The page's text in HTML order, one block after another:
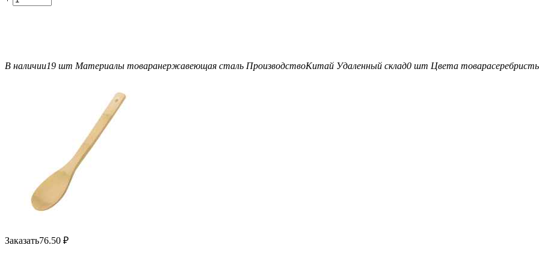
В наличии19 шт Материалы товаранержавеющая cталь ПроизводствоКитай Удаленный склад0 шт Цвета товара
Заказать76.50 ₽